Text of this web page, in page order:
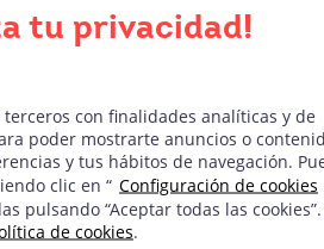
tu privacidad!
con finalidades analíticas y de
poder mostrarte anuncios o
y tus hábitos de navegación.
clic en “ Configuración de cookies
pulsando “Aceptar todas las
de cookies.